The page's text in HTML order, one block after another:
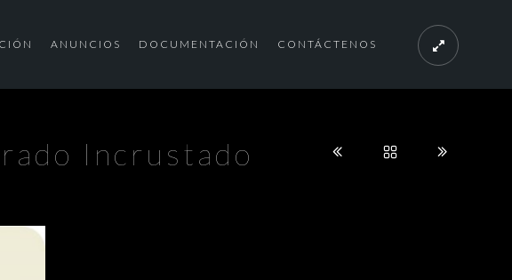
ANUNCIOS DOCUMENTACIÓN CONTÁCTENOS
Incrustado